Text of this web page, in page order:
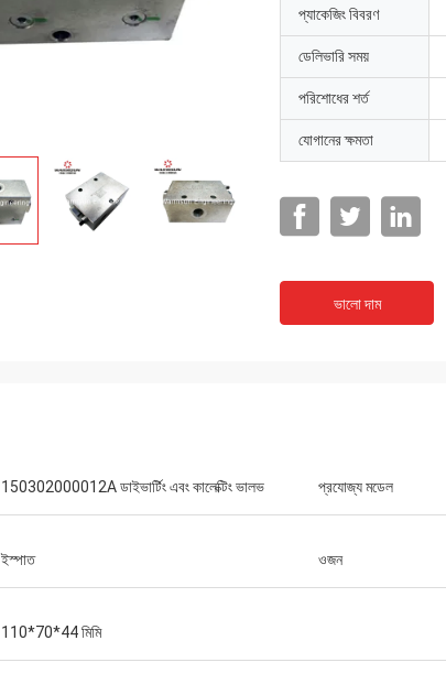
প্যাকেজিং বিবরণ
ডেলিভারি সময়
পরিশোধের শর্ত
যোগানের ক্ষমতা
ভালো দাম
150302000012A ডাইভার্টিং এবং কালেক্টিং ভালভ প্রযোজ্য মডেল
ইস্পাত ওজন
110*70*44 মিমি